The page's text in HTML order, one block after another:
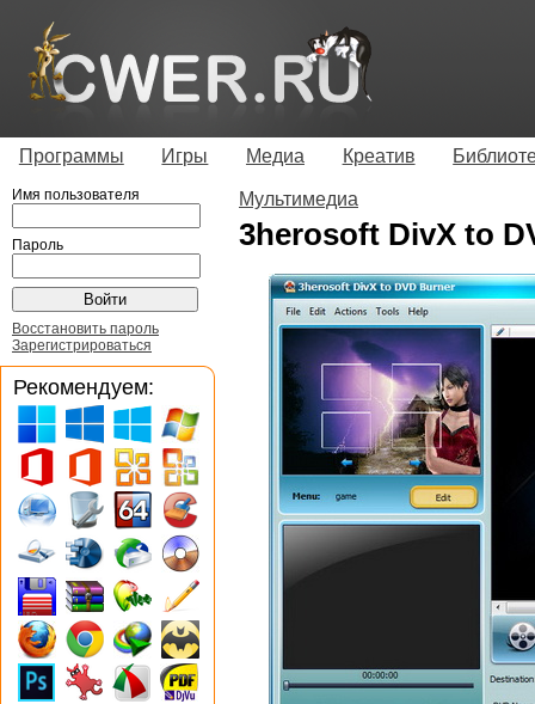
Программы Игры Медиа Креатив
Мультимедиа
3herosoft DivX to
Имя пользователя
Пароль
Восстановить пароль
Зарегистрироваться
Рекомендуем: